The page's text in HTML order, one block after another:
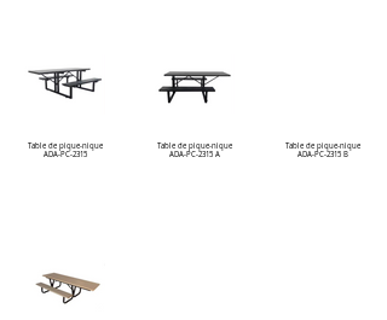
Table de pique-nique
ADA-PC-2315
Table de pique-nique
ADA-PC-2315 A
Table de pique-nique
ADA-PC-2315 B